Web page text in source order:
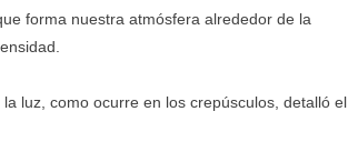
forma nuestra atmósfera alrededor de la
luz, como ocurre en los crepúsculos, detalló el